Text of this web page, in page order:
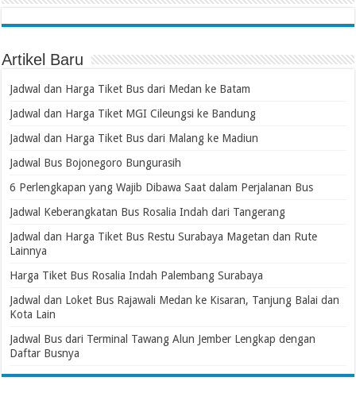
Artikel Baru
Jadwal dan Harga Tiket Bus dari Medan ke Batam
Jadwal dan Harga Tiket MGI Cileungsi ke Bandung
Jadwal dan Harga Tiket Bus dari Malang ke Madiun
Jadwal Bus Bojonegoro Bungurasih
6 Perlengkapan yang Wajib Dibawa Saat dalam Perjalanan Bus
Jadwal Keberangkatan Bus Rosalia Indah dari Tangerang
Jadwal dan Harga Tiket Bus Restu Surabaya Magetan dan Rute
Lainnya
Harga Tiket Bus Rosalia Indah Palembang Surabaya
Jadwal dan Loket Bus Rajawali Medan ke Kisaran, Tanjung Balai dan
Kota Lain
Jadwal Bus dari Terminal Tawang Alun Jember Lengkap dengan
Daftar Busnya